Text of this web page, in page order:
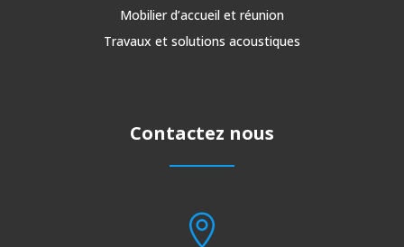
Mobilier d’accueil et réunion
Travaux et solutions acoustiques
Contactez nous
